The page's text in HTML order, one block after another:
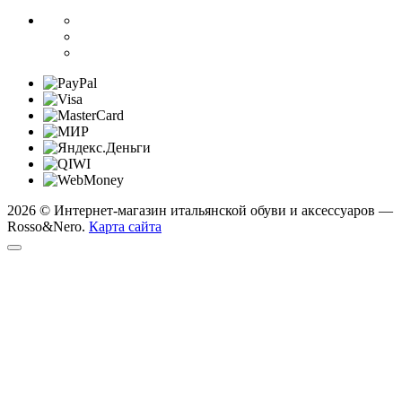
2026 © Интернет-магазин итальянской обуви и аксессуаров —
Rosso&Nero. Карта сайта